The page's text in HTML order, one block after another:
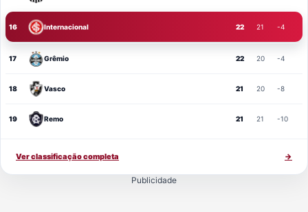
16 Internacional 22 21 -4
17 Grêmio 22 20 -4
18 Vasco 21 20 -8
19 Remo 21 21 -10
Ver classificação completa →
Publicidade